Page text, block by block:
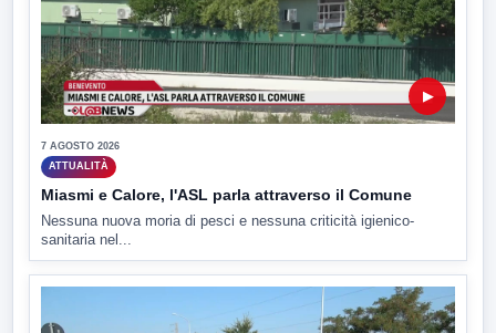
▶
7 AGOSTO 2026
ATTUALITÀ
Miasmi e Calore, l'ASL parla attraverso il Comune
Nessuna nuova moria di pesci e nessuna criticità igienico-
sanitaria nel...